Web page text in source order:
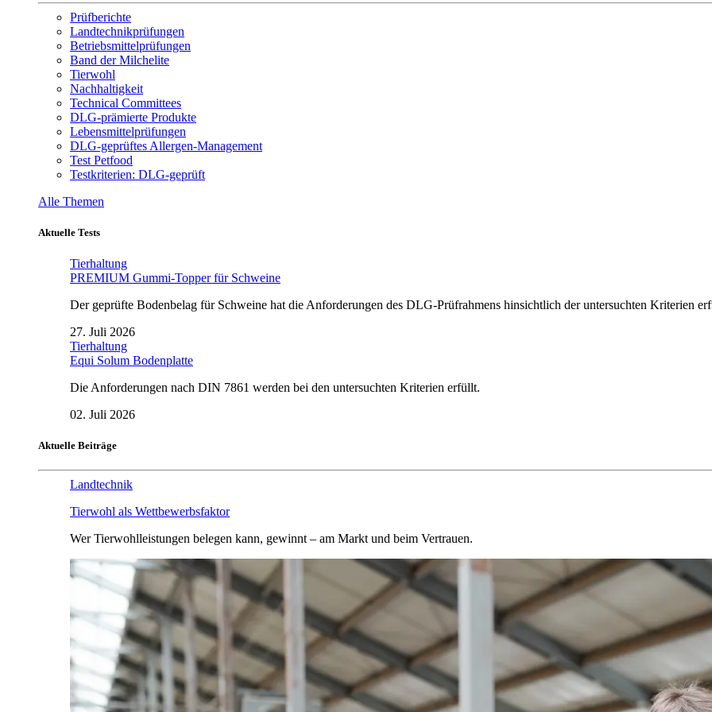
Prüfberichte
Landtechnikprüfungen
Betriebsmittelprüfungen
Band der Milchelite
Tierwohl
Nachhaltigkeit
Technical Committees
DLG-prämierte Produkte
Lebensmittelprüfungen
DLG-geprüftes Allergen-Management
Test Petfood
Testkriterien: DLG-geprüft
Alle Themen
Aktuelle Tests
Tierhaltung
PREMIUM Gummi-Topper für Schweine
Der geprüfte Bodenbelag für Schweine hat die Anforderungen des DLG-Prüfrahmens hinsichtlich der untersuchten Kriterien
27. Juli 2026
Tierhaltung
Equi Solum Bodenplatte
Die Anforderungen nach DIN 7861 werden bei den untersuchten Kriterien erfüllt.
02. Juli 2026
Aktuelle Beiträge
Landtechnik
Tierwohl als Wettbewerbsfaktor
Wer Tierwohlleistungen belegen kann, gewinnt – am Markt und beim Vertrauen.